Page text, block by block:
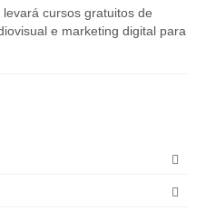
cursos gratuitos de
e marketing digital para